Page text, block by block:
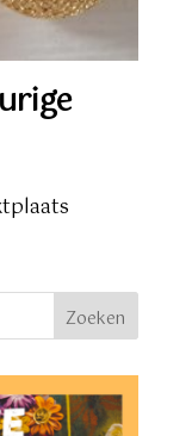
Zoeken